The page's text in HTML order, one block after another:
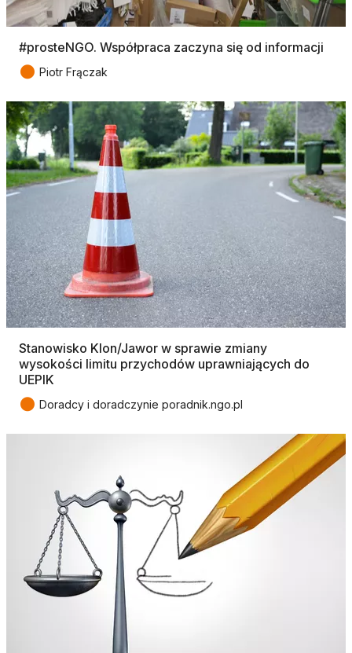
#prosteNGO. Współpraca zaczyna się od informacji
● Piotr Frączak
Stanowisko Klon/Jawor w sprawie zmiany
wysokości limitu przychodów uprawniających do
UEPIK
● Doradcy i doradczynie poradnik.ngo.pl